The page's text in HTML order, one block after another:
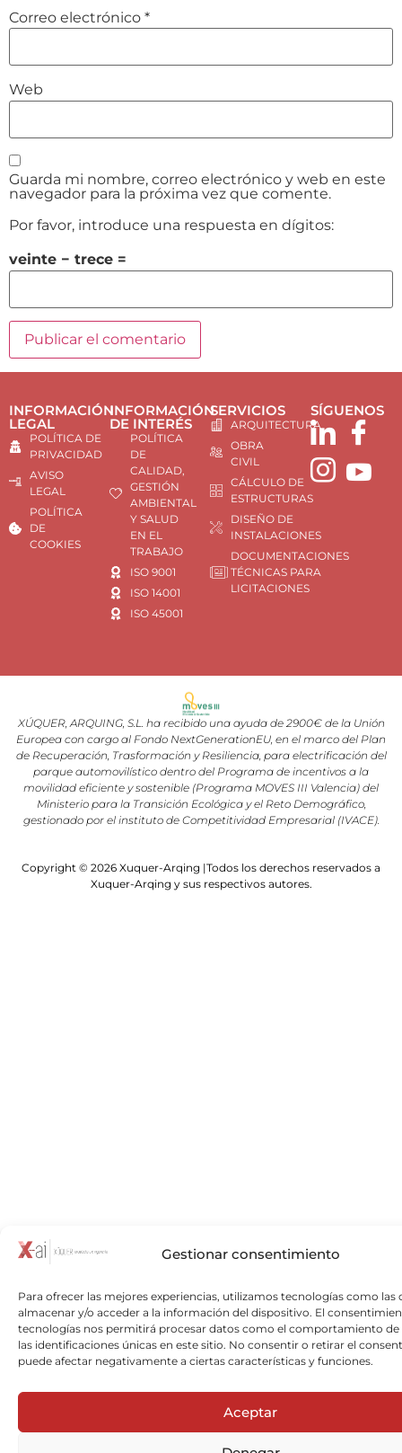
Gestionar consentimiento
Para ofrecer las mejores experiencias, utilizamos tecnologías como las
almacenar y/o acceder a la información del dispositivo. El
tecnologías nos permitirá procesar datos como el comportamiento de
las identificaciones únicas en este sitio. No consentir o retirar el
puede afectar negativamente a ciertas características y funciones.
Aceptar
Correo electrónico *
Web
Guarda mi nombre, correo electrónico y web en este
navegador para la próxima vez que comente.
Por favor, introduce una respuesta en dígitos:
veinte − trece =
INFORMACIÓN
LEGAL
POLÍTICA DE
PRIVACIDAD
AVISO
LEGAL
POLÍTICA
DE
COOKIES
INFORMACIÓN
DE INTERÉS
POLÍTICA
DE
CALIDAD,
GESTIÓN
AMBIENTAL
Y SALUD
EN EL
TRABAJO
ISO 9001
ISO 14001
ISO 45001
SERVICIOS
ARQUITECTURA
OBRA
CIVIL
CÁLCULO DE
ESTRUCTURAS
DISEÑO DE
INSTALACIONES
DOCUMENTACIONES
TÉCNICAS PARA
LICITACIONES
SÍGUENOS
XÚQUER, ARQUING, S.L. ha recibido una ayuda de 2900€ de la Unión
Europea con cargo al Fondo NextGenerationEU, en el marco del Plan
de Recuperación, Trasformación y Resiliencia, para electrificación del
parque automovilístico dentro del Programa de incentivos a la
movilidad eficiente y sostenible (Programa MOVES III Valencia) del
Ministerio para la Transición Ecológica y el Reto Demográfico,
gestionado por el instituto de Competitividad Empresarial (IVACE).
Copyright © 2026 Xuquer-Arqing |Todos los derechos reservados a
Xuquer-Arqing y sus respectivos autores.